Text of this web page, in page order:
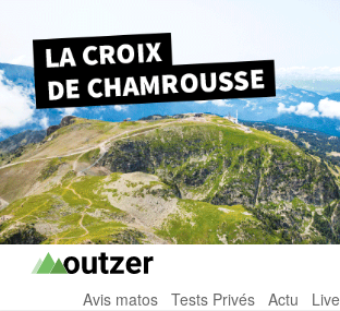
Avis matos Tests Privés Actu Live